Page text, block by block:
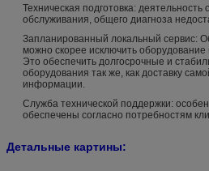
Техническая подготовка:
обслуживания, общего диагноза
Запланированный локальный сервис:
можно скорее исключить оборудование
Это обеспечить долгосрочные и
оборудования так же, как доставку
информации.
Служба технической поддержки:
обеспечены согласно потребностям
Детальные картины: